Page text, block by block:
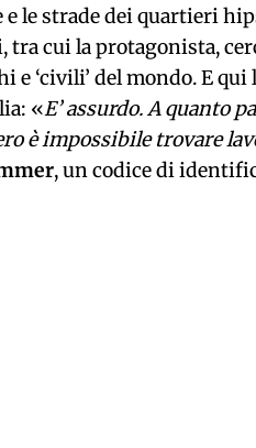
e le strade dei quartieri
tra cui la protagonista,
‘civili’ del mondo. E qui
«E’ assurdo. A quanto
è impossibile trovare
, un codice di